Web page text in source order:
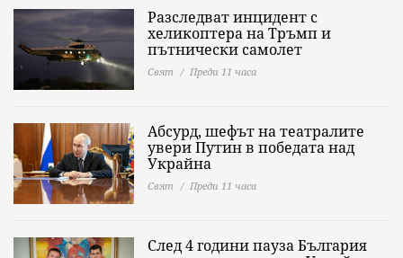
Разследват инцидент с
хеликоптера на Тръмп и
пътнически самолет
Свят Преди 11 часа
Абсурд, шефът на театралите
увери Путин в победата над
Украйна
Свят Преди 11 часа
След 4 години пауза България